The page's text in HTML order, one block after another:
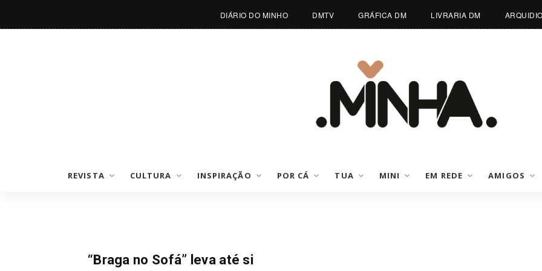
DIÁRIO DO MINHO DMTV GRÁFICA DM LIVRARIA DM
REVISTA CULTURA INSPIRAÇÃO POR CÁ TUA MINI EM REDE AMIGOS
“Braga no Sofá” leva até si